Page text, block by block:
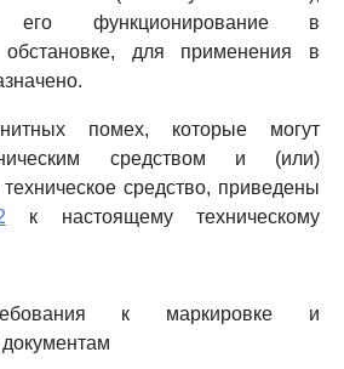
его функционирование в
обстановке, для применения в
помех, которые могут
средством и (или)
средство, приведены
к настоящему техническому
к маркировке и